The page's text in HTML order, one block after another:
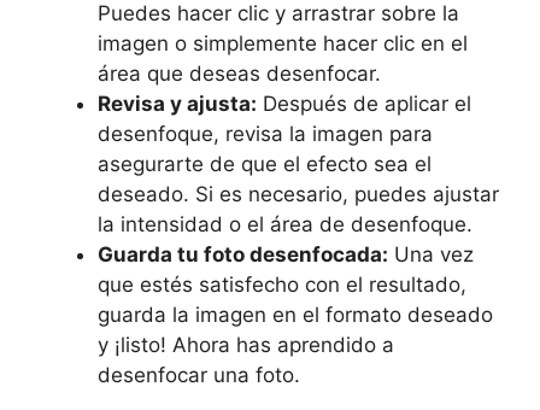
Puedes hacer clic y arrastrar sobre la​
imagen o⁢ simplemente ‌hacer​ clic en el
‌área que deseas desenfocar.
Revisa‍ y​ ajusta: Después de ⁤aplicar‌ el
desenfoque, revisa la imagen ‍para
asegurarte ⁤de que el efecto sea ‌el
deseado. Si ⁢es necesario, puedes ajustar
la ​intensidad⁤ o el‍ área de desenfoque.
Guarda tu⁣ foto desenfocada: Una ⁤vez
que‍ estés satisfecho con el resultado,
guarda la imagen en ⁤el formato deseado
y ¡listo! Ahora has aprendido ⁤a
desenfocar una foto.